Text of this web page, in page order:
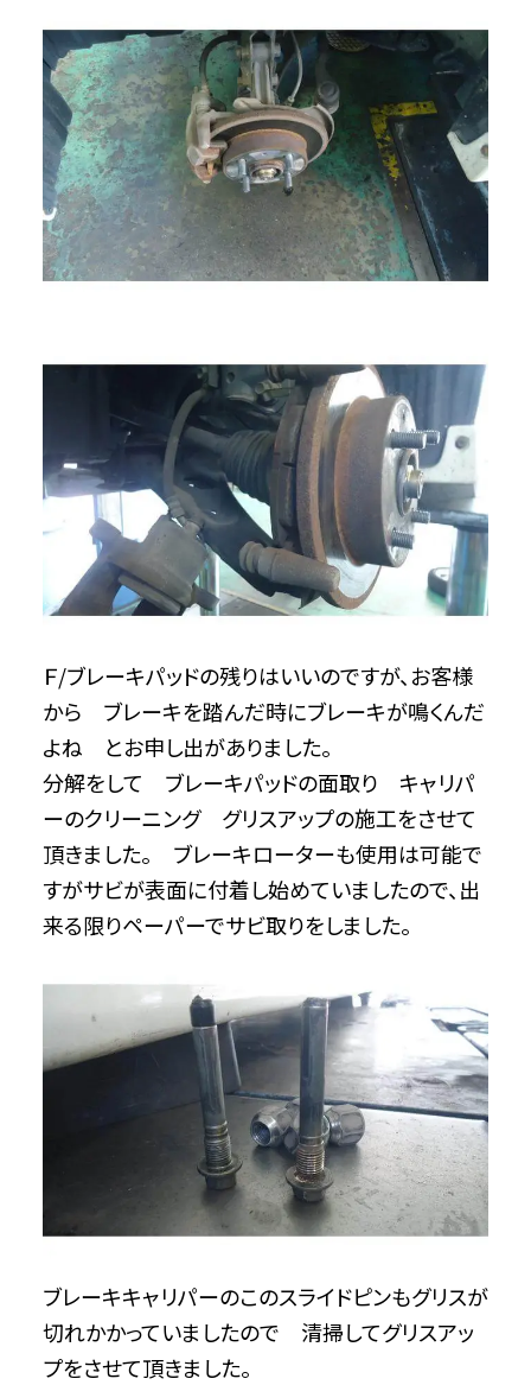
Ｆ/ブレーキパッドの残りはいいのですが、お客様
から ブレーキを踏んだ時にブレーキが鳴くんだ
よね とお申し出がありました。
分解をして ブレーキパッドの面取り キャリパ
ーのクリーニング グリスアップの施工をさせて
頂きました。 ブレーキローターも使用は可能で
すがサビが表面に付着し始めていましたので、出
来る限りペーパーでサビ取りをしました。
ブレーキキャリパーのこのスライドピンもグリスが
切れかかっていましたので 清掃してグリスアッ
プをさせて頂きました。